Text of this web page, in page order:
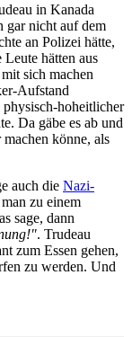
in Kanada
gar nicht auf dem
an Polizei hätte,
hätten aus
sich machen
Aufstand
hoheitlicher
Da gäbe es ab und
könne, als
auch die Nazi-
zu einem
sage, dann
. Trudeau
zum Essen gehen,
zu werden. Und